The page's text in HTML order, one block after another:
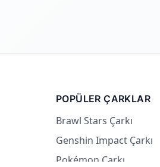
POPÜLER ÇARKLAR
Brawl Stars Çarkı
Genshin Impact Çarkı
Pokémon Çarkı